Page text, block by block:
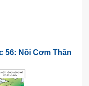
56: Nồi Cơm Thần